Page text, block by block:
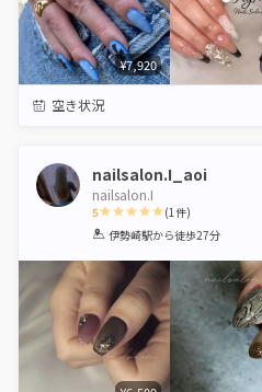
¥7,920
空き状況
nailsalon.I_aoi
nailsalon.I
5
1 2 3 4 5
(1件)
伊勢崎駅から徒歩27分